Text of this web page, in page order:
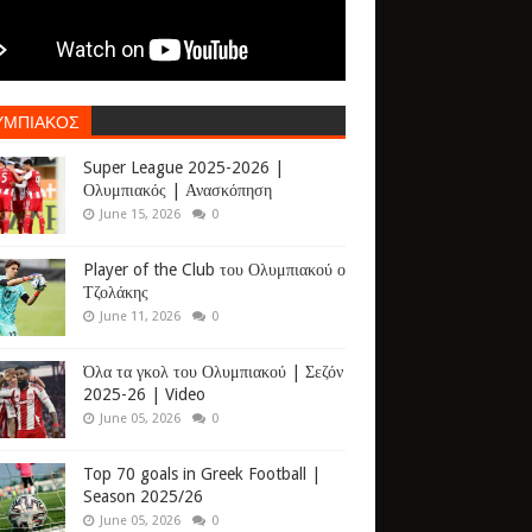
Super League 2025-2026 |
Ολυμπιακός | Ανασκόπηση
June 15, 2026 0
Player of the Club του Ολυμπιακού ο
Τζολάκης
June 11, 2026 0
Όλα τα γκολ του Ολυμπιακού | Σεζόν
2025-26 | Video
June 05, 2026 0
Top 70 goals in Greek Football |
Season 2025/26
June 05, 2026 0